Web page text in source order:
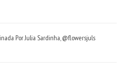
Por Julia Sardinha, @flowersjuls